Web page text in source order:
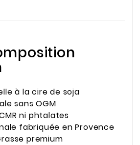
à la cire de soja
sans OGM
ni phtalates
fabriquée en Provence
premium